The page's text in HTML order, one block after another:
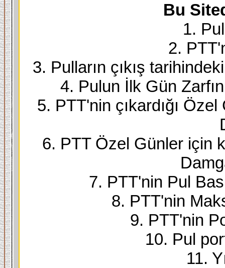
Bu
1.
2.
3. Pulların çıkış
4. Pulun İlk Gün
5. PTT'nin çıkardığı
6. PTT Özel Günler için
7. PTT'nin Pul
8. PTT'nin
9. PTT'nin
10. Pul
11.